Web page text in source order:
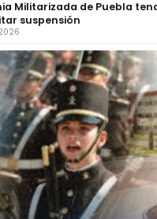
Militarizada de Puebla
suspensión